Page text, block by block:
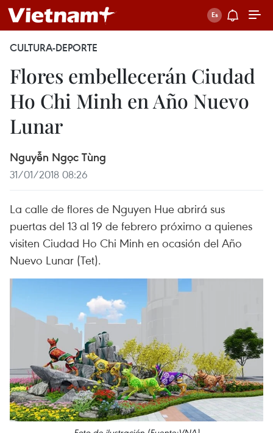
CULTURA-DEPORTE
Flores embellecerán Ciudad
Ho Chi Minh en Año Nuevo
Lunar
Nguyễn Ngọc Tùng
31/01/2018 08:26
La calle de flores de Nguyen Hue abrirá sus
puertas del 13 al 19 de febrero próximo a quienes
visiten Ciudad Ho Chi Minh en ocasión del Año
Nuevo Lunar (Tet).